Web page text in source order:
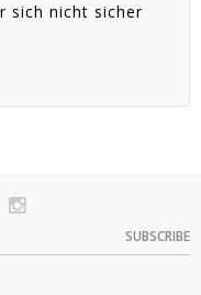
sich nicht sicher
SUBSCRIBE